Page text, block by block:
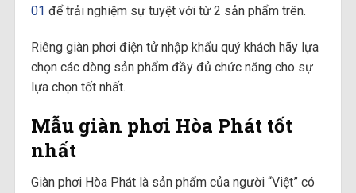
01 để trải nghiệm sự tuyệt với từ 2 sản phẩm trên.
Riêng giàn phơi điện tử nhập khẩu quý khách hãy lựa
chọn các dòng sản phẩm đầy đủ chức năng cho sự
lựa chọn tốt nhất.
Mẫu giàn phơi Hòa Phát tốt
nhất
Giàn phơi Hòa Phát là sản phẩm của người “Việt” có